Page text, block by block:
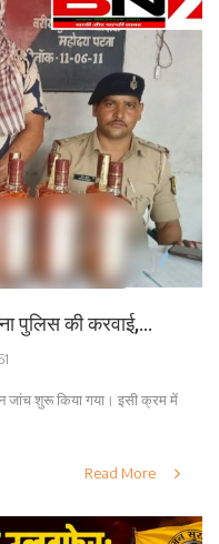
पुलिस की करवाई,...
जांच शुरू किया गया। इसी क्रम में
Read More